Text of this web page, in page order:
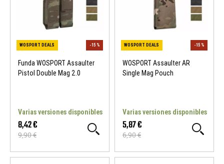
WOSPORT DEALS -15 % WOSPORT DEALS
Funda WOSPORT Assaulter
Pistol Double Mag 2.0
Varias versiones disponibles
8,42 €
9,90 €
WOSPORT Assaulter AR
Single Mag Pouch
Varias versiones disponibles
5,87 €
6,90 €